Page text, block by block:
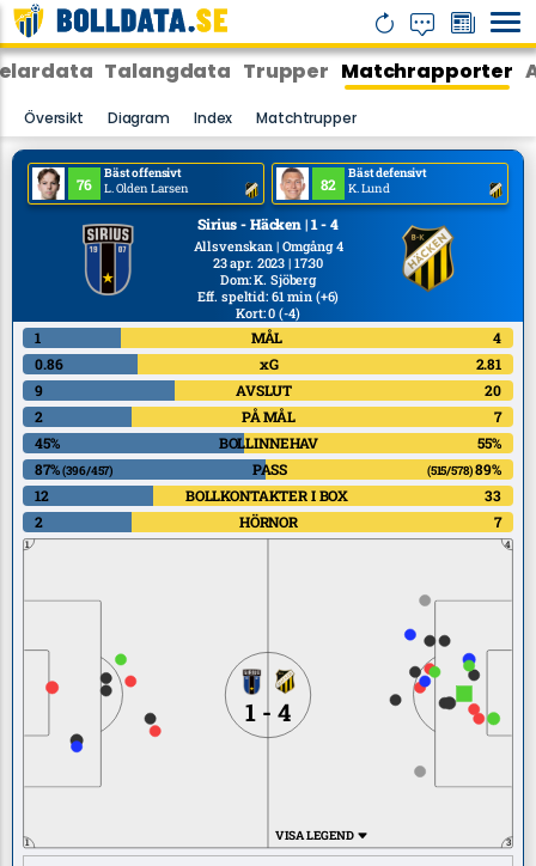
Talangdata Trupper Matchrapporter
Översikt Diagram Index Matchtrupper
Sirius - Häcken | 1 - 4
Allsvenskan | Omgång 4
23 apr. 2023 | 17:30
Dom:K. Sjöberg
Eff. speltid: 61 min (+6)
Kort: 0(-4)
76
Bäst offensivt
L. Olden Larsen
82
Bäst defensivt
K. Lund
1 MÅL
4
0.86
xG
2.81
9
AVSLUT
20
2
PÅ MÅL
7
45%
BOLLINNEHAV
55%
87%(396/457) PASS (515/578)89%
12
BOLLKONTAKTER I BOX
33
2
HÖRNOR 7
1
1
4
3
1 - 4
VISA LEGEND